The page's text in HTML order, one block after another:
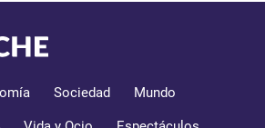
Sociedad Mundo